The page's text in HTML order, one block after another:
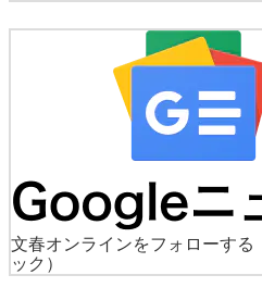
文春オンラインをフォローする
ック）